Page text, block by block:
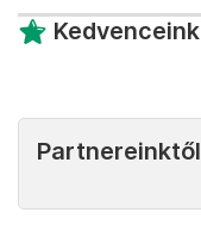
Kedvenceink
Partnereinktől